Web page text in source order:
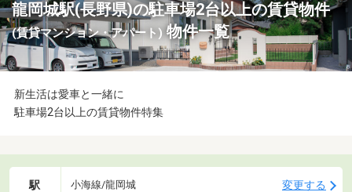
龍岡城駅(長野県)の駐車場2台以上の賃貸物件
(賃貸マンション・アパート) 物件一覧
新生活は愛車と一緒に
駐車場2台以上の賃貸物件特集
駅 小海線/龍岡城 変更する